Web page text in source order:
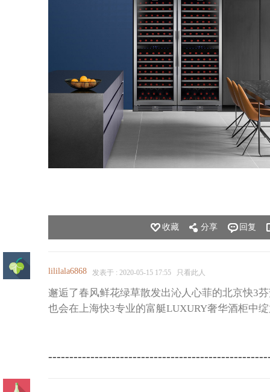
收藏 分享 回复
lililala6868 发表于 : 2020-05-15 17:55 只看此人
邂逅了春风鲜花绿草散发出沁人心菲的北京快3
也会在 上海快3专业的富艇LUXURY奢华酒柜中